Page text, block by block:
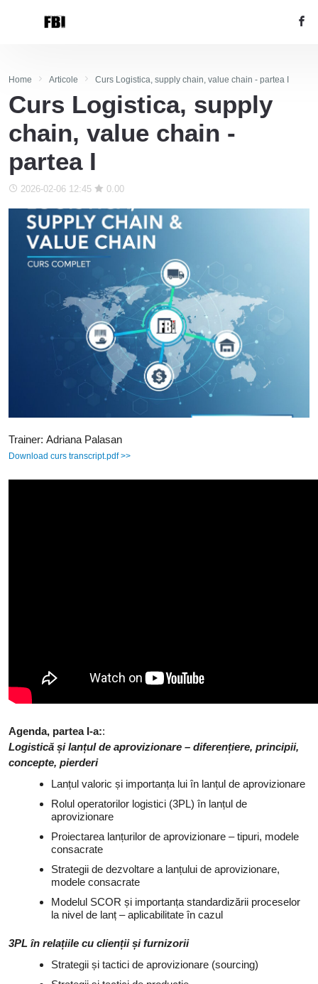
Home Articole Curs Logistica, supply chain, value chain - partea I
Curs Logistica, supply
chain, value chain -
partea I
2026-02-06 12:45 0.00
Trainer: Adriana Palasan
Download curs transcript.pdf >>
Agenda, partea I-a::
Logistică și lanțul de aprovizionare – diferențiere, principii,
concepte, pierderi
Lanțul valoric și importanța lui în lanțul de aprovizionare
Rolul operatorilor logistici (3PL) în lanțul de
aprovizionare
Proiectarea lanțurilor de aprovizionare – tipuri, modele
consacrate
Strategii de dezvoltare a lanțului de aprovizionare,
modele consacrate
Modelul SCOR și importanța standardizării proceselor
la nivel de lanț – aplicabilitate în cazul
3PL în relațiile cu clienții și furnizorii
Strategii și tactici de aprovizionare (sourcing)